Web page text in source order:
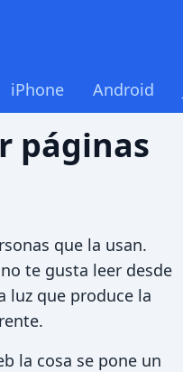
iPhone Android
páginas
que la usan.
te gusta leer desde
luz que produce la
la cosa se pone un